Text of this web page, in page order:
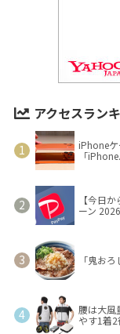
アクセスラン
iPhone
「
【今日
ーン
「鬼お
腰は大風
やす1着